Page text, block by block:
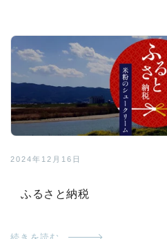
2024年12月16日
ふるさと納税